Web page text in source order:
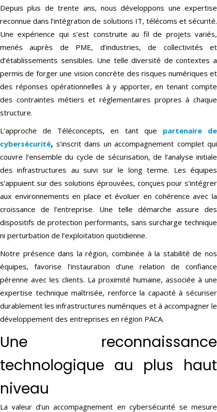
Depuis plus de trente ans, nous développons une expertise
reconnue dans l’intégration de solutions IT, télécoms et sécurité.
Une expérience qui s’est construite au fil de projets variés,
menés auprès de PME, d’industries, de collectivités et
d’établissements sensibles. Une telle diversité de contextes a
permis de forger une vision concrète des risques numériques et
des réponses opérationnelles à y apporter, en tenant compte
des contraintes métiers et réglementaires propres à chaque
structure.
L’approche de Téléconcepts, en tant que partenaire de
cybersécurité, s’inscrit dans un accompagnement complet qui
couvre l’ensemble du cycle de sécurisation, de l’analyse initiale
des infrastructures au suivi sur le long terme. Les équipes
s’appuient sur des solutions éprouvées, conçues pour s’intégrer
aux environnements en place et évoluer en cohérence avec la
croissance de l’entreprise. Une telle démarche assure des
dispositifs de protection performants, sans surcharge technique
ni perturbation de l’exploitation quotidienne.
Notre présence dans la région, combinée à la stabilité de nos
équipes, favorise l’instauration d’une relation de confiance
pérenne avec les clients. La proximité humaine, associée à une
expertise technique maîtrisée, renforce la capacité à sécuriser
durablement les infrastructures numériques et à accompagner le
développement des entreprises en région PACA.
Une reconnaissance
technologique au plus haut
niveau
La valeur d’un accompagnement en cybersécurité se mesure